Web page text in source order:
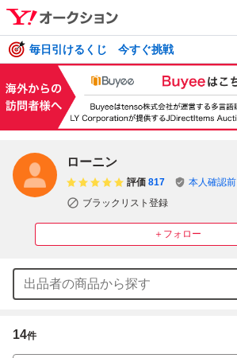
毎日引けるくじ 今すぐ挑戦
ローニン
＋フォロー
評価 817 本人確認前
ブラックリスト登録
14件